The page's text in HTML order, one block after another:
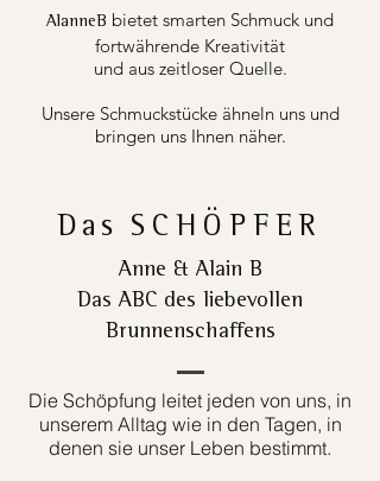
AlanneB bietet smarten Schmuck und
fortwährende Kreativität
und aus zeitloser Quelle.
Unsere Schmuckstücke ähneln uns und
bringen uns Ihnen näher.
Das SCHÖPFER
Anne & Alain B
Das ABC des liebevollen
Brunnenschaffens
Die Schöpfung leitet jeden von uns, in
unserem Alltag wie in den Tagen, in
denen sie unser Leben bestimmt.